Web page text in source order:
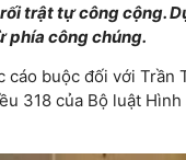
trật tự công cộng.
phía công chúng.
buộc đối với Trần
318 của Bộ luật